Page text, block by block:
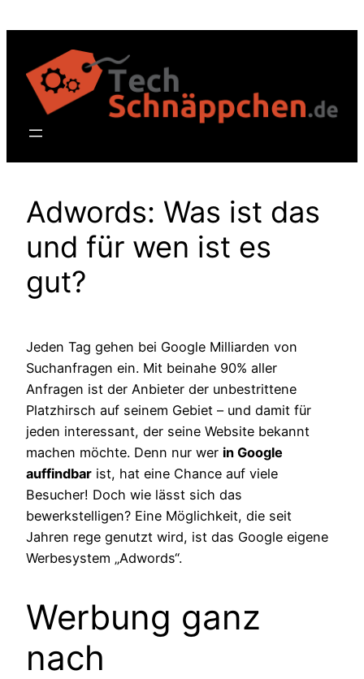
springen
Adwords: Was ist das
und für wen ist es
gut?
Jeden Tag gehen bei Google Milliarden von
Suchanfragen ein. Mit beinahe 90% aller
Anfragen ist der Anbieter der unbestrittene
Platzhirsch auf seinem Gebiet – und damit für
jeden interessant, der seine Website bekannt
machen möchte. Denn nur wer in Google
auffindbar ist, hat eine Chance auf viele
Besucher! Doch wie lässt sich das
bewerkstelligen? Eine Möglichkeit, die seit
Jahren rege genutzt wird, ist das Google eigene
Werbesystem „Adwords“.
Werbung ganz
nach